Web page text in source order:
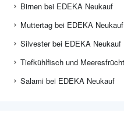
Birnen bei EDEKA Neukauf
Muttertag bei EDEKA Neukauf
Silvester bei EDEKA Neukauf
Tiefkühlfisch und
Salami bei EDEKA Neukauf